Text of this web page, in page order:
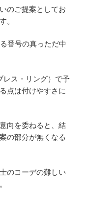
のご提案としてお
。
番号の真っただ中
レス・リング）で予
点は付けやすさに
向を委ねると、結
の部分が無くなる
のコーデの難しい